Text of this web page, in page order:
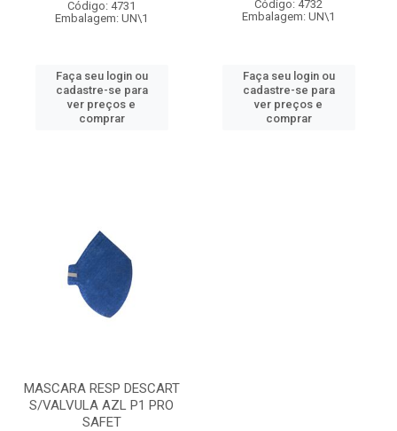
Código: 4731
Embalagem: UN\1
Faça seu login ou
cadastre-se para
ver preços e
comprar
Código: 4732
Embalagem: UN\1
Faça seu login ou
cadastre-se para
ver preços e
comprar
MASCARA RESP DESCART
S/VALVULA AZL P1 PRO
SAFET